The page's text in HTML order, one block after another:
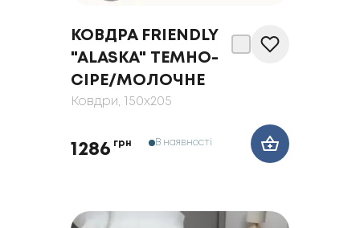
КОВДРА FRIENDLY
"ALASKA" ТЕМНО-
СІРЕ/МОЛОЧНЕ
Ковдри, 150x205
1286 грн В наявності